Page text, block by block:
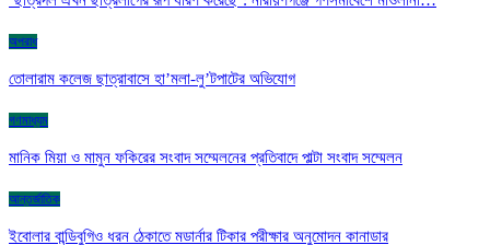
অপরাধ
তোলারাম কলেজ ছাত্রাবাসে হা’মলা-লু’টপাটের অভিযোগ
গণমাধ্যম
মানিক মিয়া ও মামুন ফকিরের সংবাদ সম্মেলনের প্রতিবাদে পাল্টা সংবাদ সম্মেলন
আন্তর্জাতিক
ইবোলার বান্ডিবুগিও ধরন ঠেকাতে মডার্নার টিকার পরীক্ষার অনুমোদন কানাডার